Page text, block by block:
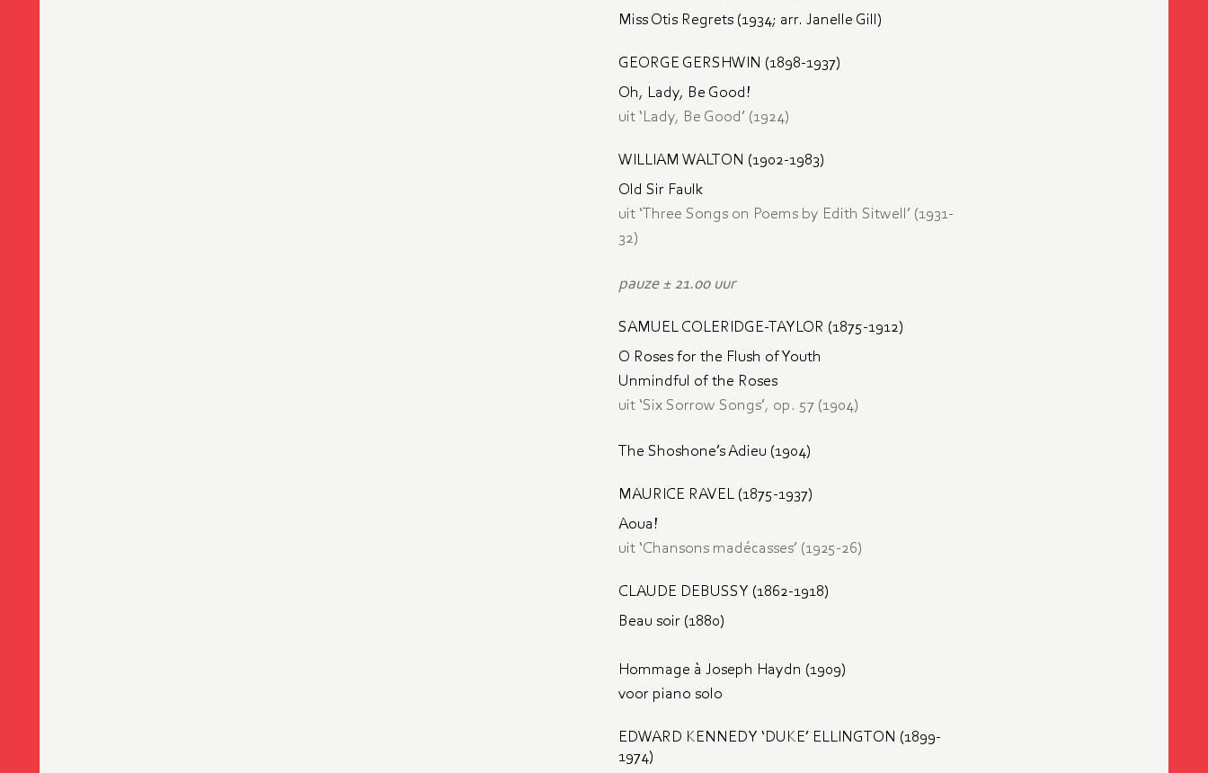
Miss Otis Regrets (1934; arr. Janelle Gill)
GEORGE GERSHWIN (1898-1937)
Oh, Lady, Be Good!
uit ‘Lady, Be Good’ (1924)
WILLIAM WALTON (1902-1983)
Old Sir Faulk
uit ‘Three Songs on Poems by Edith Sitwell’ (1931-
32)
pauze ± 21.00 uur
SAMUEL COLERIDGE-TAYLOR (1875-1912)
O Roses for the Flush of Youth
Unmindful of the Roses
uit ‘Six Sorrow Songs’, op. 57 (1904)
The Shoshone’s Adieu (1904)
MAURICE RAVEL (1875-1937)
Aoua!
uit ‘Chansons madécasses’ (1925-26)
CLAUDE DEBUSSY (1862-1918)
Beau soir (1880)
Hommage à Joseph Haydn (1909)
voor piano solo
EDWARD KENNEDY ‘DUKE’ ELLINGTON (1899-
1974)